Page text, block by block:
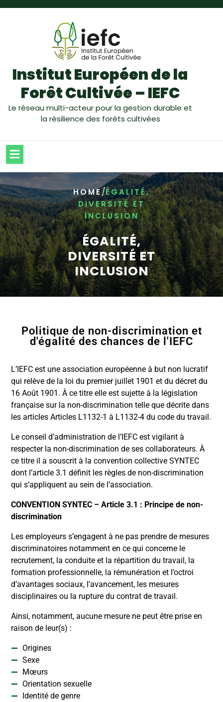
Institut Européen de la
Forêt Cultivée – IEFC
Le réseau multi-acteur pour la gestion durable et
la résilience des forêts cultivées
HOME/ÉGALITÉ,
DIVERSITÉ ET
INCLUSION
ÉGALITÉ,
DIVERSITÉ ET
INCLUSION
Politique de non-discrimination et
d'égalité des chances de l'IEFC
L’IEFC est une association européenne à but non lucratif
qui relève de la loi du premier juillet 1901 et du décret du
16 Août 1901. À ce titre elle est sujette à la législation
française sur la non-discrimination telle que décrite dans
les articles Articles L1132-1 à L1132-4 du code du travail.
Le conseil d’administration de l’IEFC est vigilant à
respecter la non-discrimination de ses collaborateurs. À
ce titre il a souscrit à la convention collective SYNTEC
dont l’article 3.1 définit les règles de non-discrimination
qui s’appliquent au sein de l’association.
CONVENTION SYNTEC – Article 3.1 : Principe de non-
discrimination
Les employeurs s’engagent à ne pas prendre de mesures
discriminatoires notamment en ce qui concerne le
recrutement, la conduite et la répartition du travail, la
formation professionnelle, la rémunération et l’octroi
d’avantages sociaux, l’avancement, les mesures
disciplinaires ou la rupture du contrat de travail.
Ainsi, notamment, aucune mesure ne peut être prise en
raison de leur(s) :
Origines
Sexe
Mœurs
Orientation sexuelle
Identité de genre